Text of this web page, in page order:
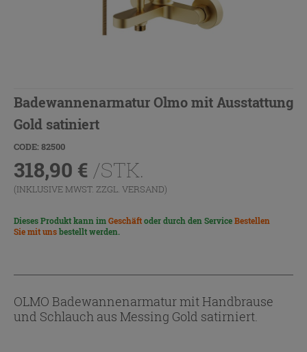
Badewannenarmatur Olmo mit Ausstattung
Gold satiniert
CODE: 82500
318,90 € /STK.
(INKLUSIVE MWST. ZZGL. VERSAND)
Dieses Produkt kann imGeschäftoder durch den ServiceBestellen
Sie mit unsbestellt werden.
OLMO Badewannenarmatur mit Handbrause
und Schlauch aus Messing Gold satirniert.